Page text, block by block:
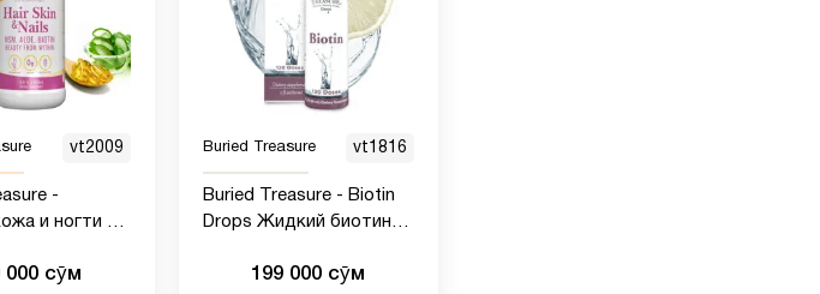
vt2009
-
и ногти с
и
000 сӯм
Buried Treasure vt1816
Buried Treasure - Biotin
Drops Жидкий биотин
199 000 сӯм